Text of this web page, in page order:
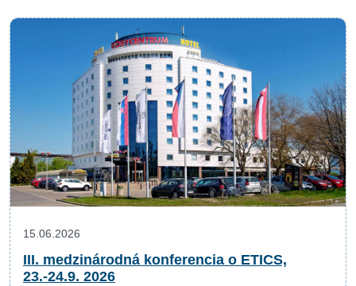
15.06.2026
III. medzinárodná konferencia o ETICS,
23.-24.9. 2026